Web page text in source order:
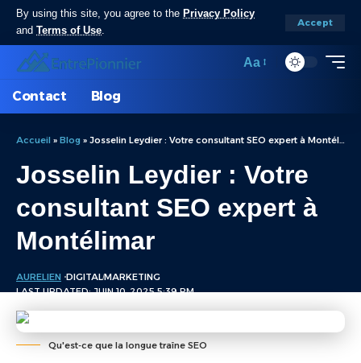
By using this site, you agree to the Privacy Policy
and Terms of Use.
Accept
Aa
Contact Blog
Accueil » Blog » Josselin Leydier : Votre consultant SEO expert à Montélimar
Josselin Leydier : Votre
consultant SEO expert à
Montélimar
LAST UPDATED: JUIN 10, 2025 5:39 PM
AURELIEN DIGITALMARKETING
Qu'est-ce que la longue traîne SEO